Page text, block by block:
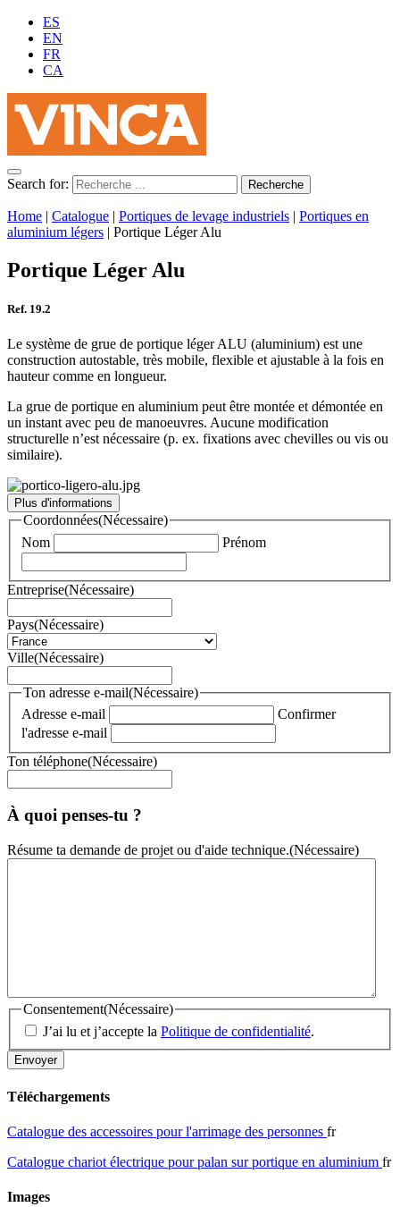
ES
EN
FR
CA
Search for:
Home | Catalogue | Portiques de levage industriels | Portiques en
aluminium légers | Portique Léger Alu
Portique Léger Alu
Ref. 19.2
Le système de grue de portique léger ALU (aluminium) est une
construction autostable, très mobile, flexible et ajustable à la fois en
hauteur comme en longueur.
La grue de portique en aluminium peut être montée et démontée en
un instant avec peu de manoeuvres. Aucune modification
structurelle n’est nécessaire (p. ex. fixations avec chevilles ou vis ou
similaire).
Plus d'informations
Coordonnées(Nécessaire)
Nom
Prénom
Entreprise(Nécessaire)
Pays(Nécessaire)
Ville(Nécessaire)
Ton adresse e-mail(Nécessaire)
Adresse e-mail
Confirmer
l'adresse e-mail
Ton téléphone(Nécessaire)
À quoi penses-tu ?
Résume ta demande de projet ou d'aide technique.(Nécessaire)
Consentement(Nécessaire)
J’ai lu et j’accepte la Politique de confidentialité.
Téléchargements
Catalogue des accessoires pour l'arrimage des personnes fr
Catalogue chariot électrique pour palan sur portique en aluminium fr
Images